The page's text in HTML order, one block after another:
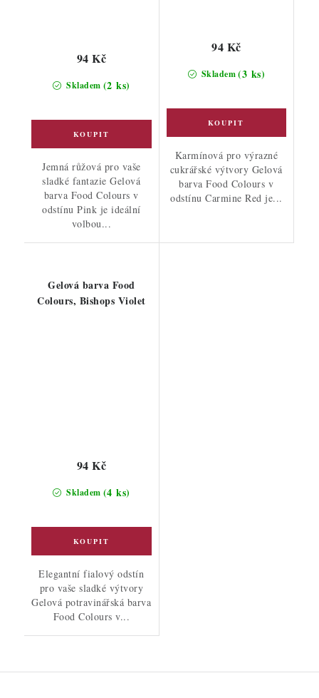
Skladem (2 ks)
94 Kč
Jemná růžová pro vaše
sladké fantazie Gelová
barva Food Colours v
odstínu Pink je ideální
volbou...
Skladem(3 ks)
94 Kč
Karmínová pro výrazné
cukrářské výtvory Gelová
barva Food Colours v
odstínu Carmine Red je...
Gelová barva Food
Colours, Bishops Violet
Skladem (4 ks)
94 Kč
Elegantní fialový odstín
pro vaše sladké výtvory
Gelová potravinářská barva
Food Colours v...